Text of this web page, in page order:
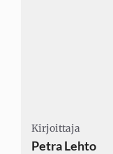
Kirjoittaja
Petra Lehto